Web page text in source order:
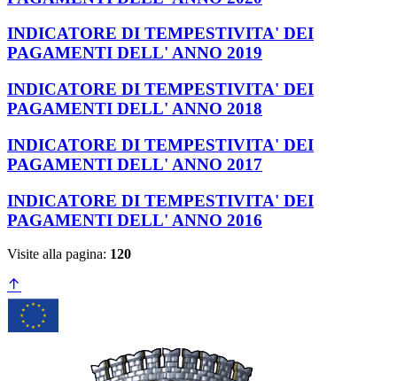
INDICATORE DI TEMPESTIVITA' DEI
PAGAMENTI DELL' ANNO 2019
INDICATORE DI TEMPESTIVITA' DEI
PAGAMENTI DELL' ANNO 2018
INDICATORE DI TEMPESTIVITA' DEI
PAGAMENTI DELL' ANNO 2017
INDICATORE DI TEMPESTIVITA' DEI
PAGAMENTI DELL' ANNO 2016
Visite alla pagina: 120